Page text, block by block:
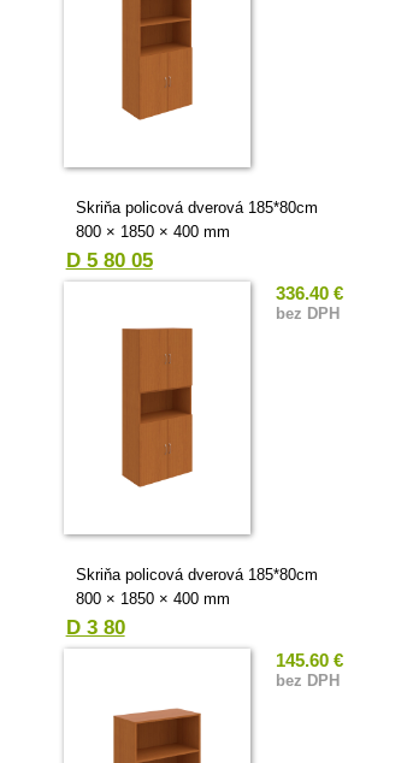
Skriňa policová dverová 185*80cm
800 × 1850 × 400 mm
D 5 80 05
336.40 €
bez DPH
Skriňa policová dverová 185*80cm
800 × 1850 × 400 mm
D 3 80
145.60 €
bez DPH